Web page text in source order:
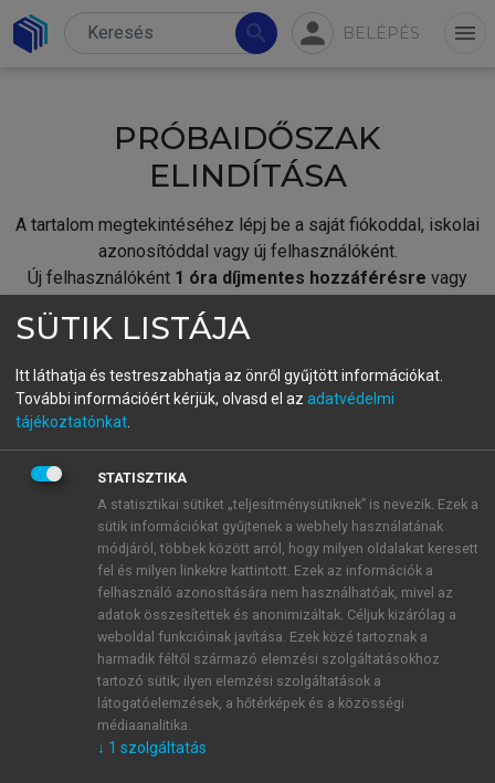
search person BELÉPÉS menu
PRÓBAIDŐSZAK
ELINDÍTÁSA
A tartalom megtekintéséhez lépj be a saját fiókoddal, iskolai
azonosítóddal vagy új felhasználóként.
Új felhasználóként 1 óra díjmentes hozzáférésre vagy
fiókoddal,vagy hozz létre új fiókot.
A regisztráció után apróbaidőszakautomatikusan
BELÉPÉS SAJÁT FIÓKKAL
ÚJ FIÓK LÉTREHOZÁSA
1 óra díjmentes hozzáférés
E-MAIL-CÍM
SÜTIK LISTÁJA
Itt láthatja és testreszabhatja az önről gyűjtött információkat.
További információért kérjük, olvasd el az adatvédelmi
tájékoztatónkat
STATISZTIKA
A statisztikai sütiket „teljesítménysütiknek” is nevezik. Ezek a
sütik információkat gyűjtenek a webhely használatának
módjáról, többek között arról, hogy milyen oldalakat keresett
fel és milyen linkekre kattintott. Ezek az információk a
felhasználó azonosítására nem használhatóak, mivel az
adatok összesítettek és anonimizáltak. Céljuk kizárólag a
weboldal funkcióinak javítása. Ezek közé tartoznak a
harmadik féltől származó elemzési szolgáltatásokhoz
tartozó sütik; ilyen elemzési szolgáltatások a
látogatóelemzések, a hőtérképek és a közösségi
médiaanalitika.
↓ 1 szolgáltatás